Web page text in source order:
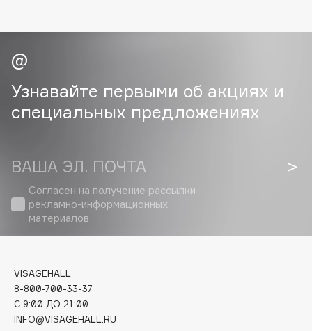
Byredo
C
Cadence
Carmex
Carolina Herrera
Catrice
Celimax
Clarette
Clarins
Clarins Precious
Узнавайте первыми об акциях и
специальных предложениях
ВАША ЭЛ. ПОЧТА
Согласен на получение рассылки
рекламно-информационных
материалов
VISAGEHALL
8-800-700-33-37
C 9:00 ДО 21:00
INFO@VISAGEHALL.RU